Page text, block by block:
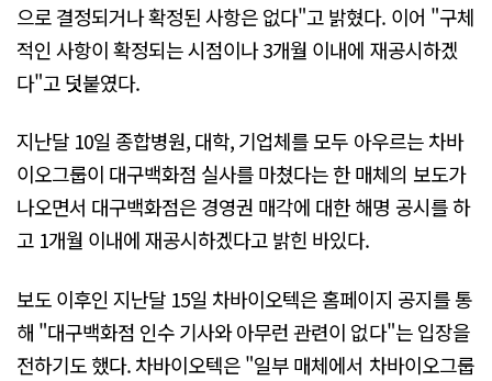
으로 결정되거나 확정된 사항은 없다"고 밝혔다. 이어 "구체
적인 사항이 확정되는 시점이나 3개월 이내에 재공시하겠
다"고 덧붙였다.
지난달 10일 종합병원, 대학, 기업체를 모두 아우르는 차바
이오그룹이 대구백화점 실사를 마쳤다는 한 매체의 보도가
나오면서 대구백화점은 경영권 매각에 대한 해명 공시를 하
고 1개월 이내에 재공시하겠다고 밝힌 바있다.
보도 이후인 지난달 15일 차바이오텍은 홈페이지 공지를 통
해 "대구백화점 인수 기사와 아무런 관련이 없다"는 입장을
전하기도 했다. 차바이오텍은 "일부 매체에서 차바이오그룹